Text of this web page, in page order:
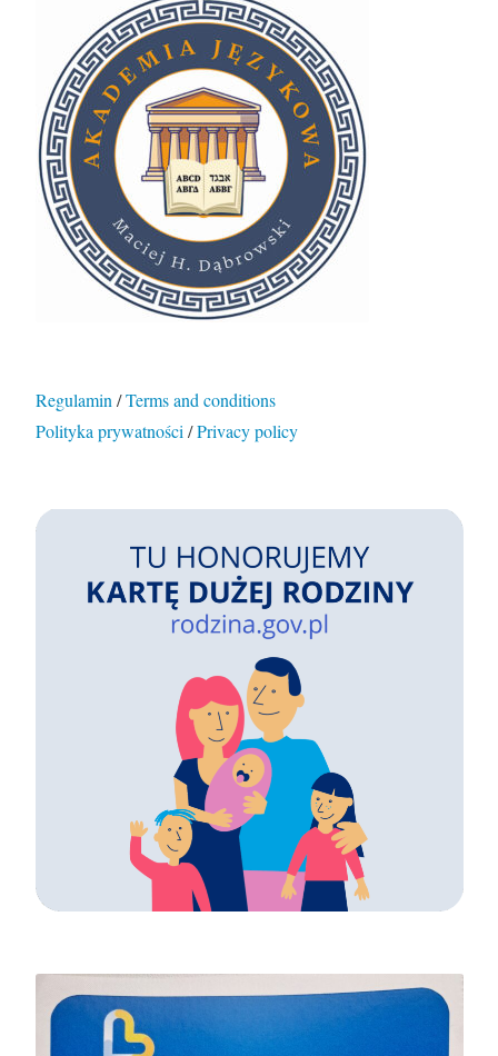
Regulamin /Terms and conditions
Polityka prywatności /Privacy policy